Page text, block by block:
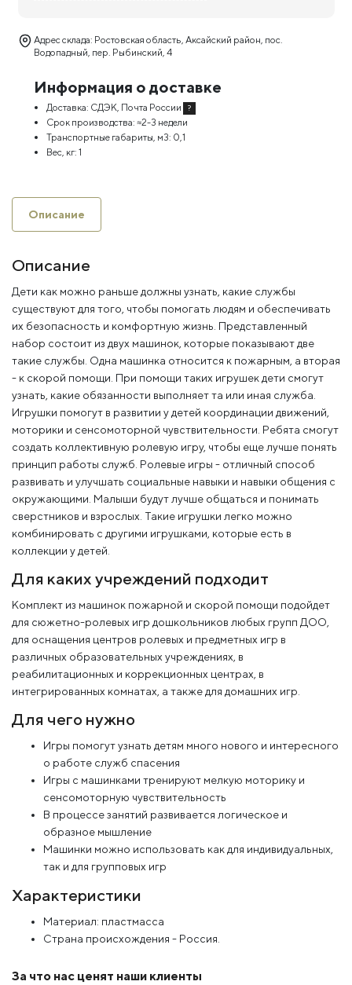
Адрес склада: Ростовская область, Аксайский район, пос.
Водопадный, пер. Рыбинский, 4
Информация о доставке
Доставка: СДЭК, Почта России ?
Срок производства: ≈2-3 недели
Транспортные габариты, м3: 0,1
Вес, кг: 1
Описание
Описание
Дети как можно раньше должны узнать, какие службы
существуют для того, чтобы помогать людям и обеспечивать
их безопасность и комфортную жизнь. Представленный
набор состоит из двух машинок, которые показывают две
такие службы. Одна машинка относится к пожарным, а вторая
- к скорой помощи. При помощи таких игрушек дети смогут
узнать, какие обязанности выполняет та или иная служба.
Игрушки помогут в развитии у детей координации движений,
моторики и сенсомоторной чувствительности. Ребята смогут
создать коллективную ролевую игру, чтобы еще лучше понять
принцип работы служб. Ролевые игры - отличный способ
развивать и улучшать социальные навыки и навыки общения с
окружающими. Малыши будут лучше общаться и понимать
сверстников и взрослых. Такие игрушки легко можно
комбинировать с другими игрушками, которые есть в
коллекции у детей.
Для каких учреждений подходит
Комплект из машинок пожарной и скорой помощи подойдет
для сюжетно-ролевых игр дошкольников любых групп ДОО,
для оснащения центров ролевых и предметных игр в
различных образовательных учреждениях, в
реабилитационных и коррекционных центрах, в
интегрированных комнатах, а также для домашних игр.
Для чего нужно
Игры помогут узнать детям много нового и интересного
о работе служб спасения
Игры с машинками тренируют мелкую моторику и
сенсомоторную чувствительность
В процессе занятий развивается логическое и
образное мышление
Машинки можно использовать как для индивидуальных,
так и для групповых игр
Характеристики
Материал: пластмасса
Страна происхождения - Россия.
За что нас ценят наши клиенты